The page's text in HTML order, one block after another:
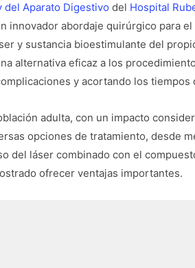
del Aparato Digestivo del Hospital
innovador abordaje quirúrgico para el
y sustancia bioestimulante del
alternativa eficaz a los
y acortando los tiempos
adulta, con un impacto
opciones de tratamiento, desde
del láser combinado con el
ofrecer ventajas importantes.